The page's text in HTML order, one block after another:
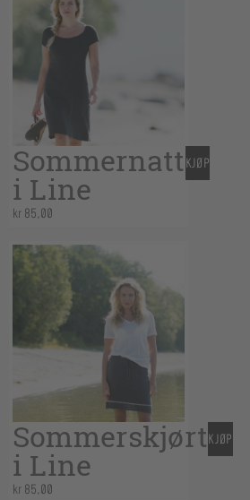
Sommernatt
i Line
kr85,00
KJØP
Sommerskjørt
i Line
kr85,00
KJØP